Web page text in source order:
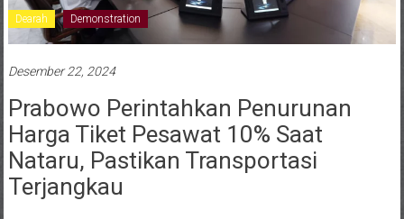
Dearah Demonstration
Desember 22, 2024
Prabowo Perintahkan Penurunan
Harga Tiket Pesawat 10% Saat
Nataru, Pastikan Transportasi
Terjangkau